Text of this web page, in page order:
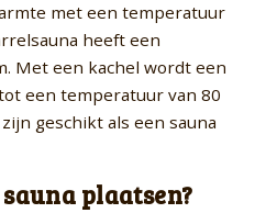
met een temperatuur
heeft een
Met een kachel wordt een
een temperatuur van 80
zijn geschikt als een sauna
plaatsen?